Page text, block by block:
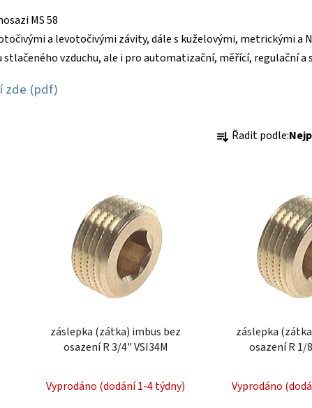
MS 58
a levotočivými závity, dále s kuželovými, metrickými a
vzduchu, ale i pro automatizační, měřící, regulační a
zde (pdf)
a Řadit podle:
záslepka (zátka) imbus bez
osazení R 3/4" VSI34M
Vyprodáno (dodání 1-4 týdny)
záslepka
Vyprodáno